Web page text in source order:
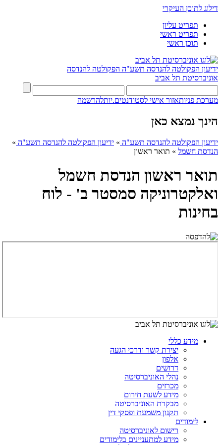
דילוג לתוכן העיקרי
תפריט עליון
תפריט ראשי
תוכן ראשי
ידיעון הפקולטה להנדסה תשע"ה הפקולטה להנדסה
אוניברסיטת תל אביב
מערכת פניותאזור אישי לסטודנטים.יותלהרשמה
הינך נמצא כאן
ידיעון הפקולטה להנדסה תשע"ה » ידיעון הפקולטה להנדסה תשע"ה »
הנדסת חשמל » תואר ראשון
תואר ראשון הנדסת חשמל
ואלקטרוניקה סמסטר ב' - לוח
בחינות
מידע כללי
יצירת קשר ודרכי הגעה
אלפון
דרושים
נהלי האוניברסיטה
מכרזים
מידע לשעת חירום
מבקרת האוניברסיטה
תקנון משמעת ופסקי דין
לימודים
רישום לאוניברסיטה
מידע למתעניינים בלימודים